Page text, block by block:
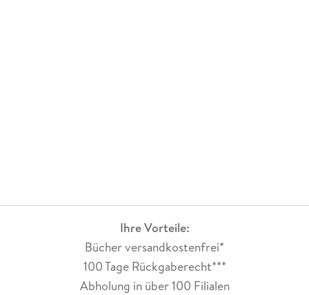
Ihre Vorteile:
Bücher versandkostenfrei*
100 Tage Rückgaberecht***
Abholung in über 100 Filialen